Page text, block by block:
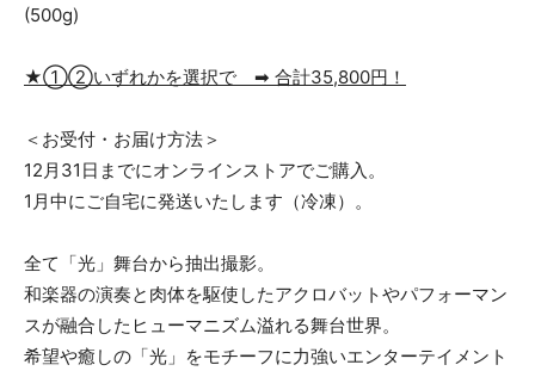
(500g)
★①②いずれかを選択で ➡ 合計35,800円！
＜お受付・お届け方法＞
12月31日までにオンラインストアでご購入。
1月中にご自宅に発送いたします（冷凍）。
全て「光」舞台から抽出撮影。
和楽器の演奏と肉体を駆使したアクロバットやパフォーマン
スが融合したヒューマニズム溢れる舞台世界。
希望や癒しの「光」をモチーフに力強いエンターテイメント